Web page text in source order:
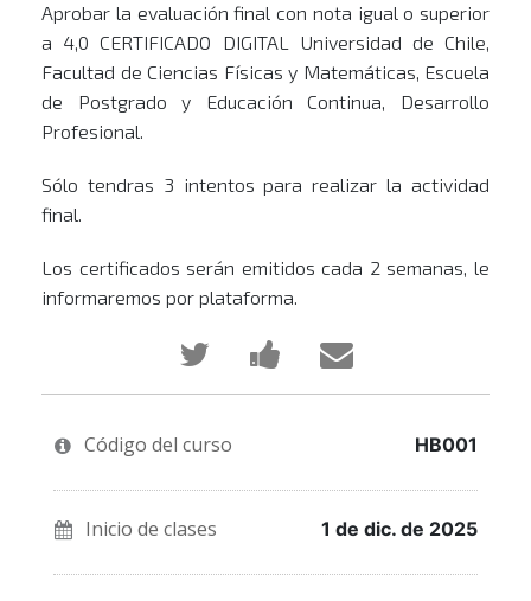
Aprobar la evaluación final con nota igual o superior
a 4,0 CERTIFICADO DIGITAL Universidad de Chile,
Facultad de Ciencias Físicas y Matemáticas, Escuela
de Postgrado y Educación Continua, Desarrollo
Profesional.
Sólo tendras 3 intentos para realizar la actividad
final.
Los certificados serán emitidos cada 2 semanas, le
informaremos por plataforma.
Publica
en
Twitter
que
Comparte
un
en
Envía
un
correo
a
Código del curso HB001
Inicio de clases 1 de dic. de 2025